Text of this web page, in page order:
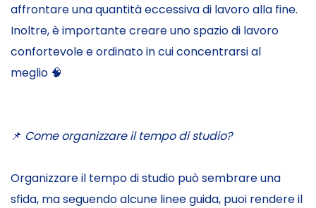
affrontare una quantità eccessiva di lavoro alla fine.
Inoltre, è importante creare uno spazio di lavoro
confortevole e ordinato in cui concentrarsi al
meglio 🧠
📌 Come organizzare il tempo di studio?
Organizzare il tempo di studio può sembrare una
sfida, ma seguendo alcune linee guida, puoi rendere il